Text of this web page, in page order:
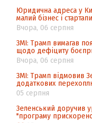
Інформаційна
Юридична адреса у
малий бізнес і
Вчора, 06 серпня
ЗМІ: Трамп вимагав
щодо дефіциту
Вчора, 06 серпня
ЗМІ: Трамп відмовив
додаткових
05 серпня
Зеленський доручив
"програму